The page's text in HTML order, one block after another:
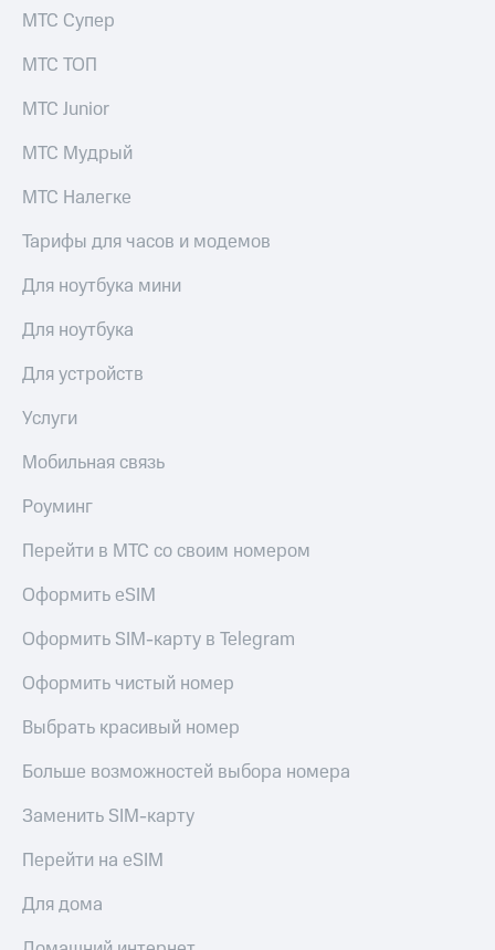
МТС Супер
МТС ТОП
МТС Junior
МТС Мудрый
МТС Налегке
Тарифы для часов и модемов
Для ноутбука мини
Для ноутбука
Для устройств
Услуги
Мобильная связь
Роуминг
Перейти в МТС со своим номером
Оформить eSIM
Оформить SIM-карту в Telegram
Оформить чистый номер
Выбрать красивый номер
Больше возможностей выбора номера
Заменить SIM-карту
Перейти на eSIM
Для дома